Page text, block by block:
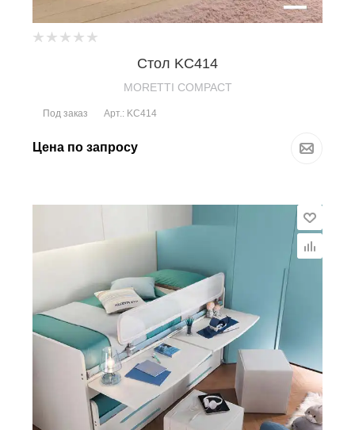
Стол KC414
MORETTI COMPACT
Под заказ Арт.: KC414
Цена по запросу